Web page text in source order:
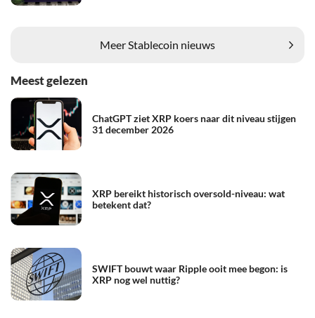
Meer Stablecoin nieuws
Meest gelezen
ChatGPT ziet XRP koers naar dit niveau stijgen
31 december 2026
XRP bereikt historisch oversold-niveau: wat
betekent dat?
SWIFT bouwt waar Ripple ooit mee begon: is
XRP nog wel nuttig?